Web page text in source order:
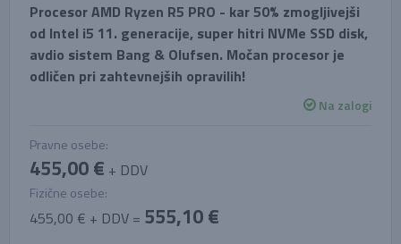
Procesor AMD Ryzen R5 PRO - kar 50% zmogljivejši
od Intel i5 11. generacije, super hitri NVMe SSD disk,
avdio sistem Bang & Olufsen. Močan procesor je
odličen pri zahtevnejših opravilih!
Na zalogi
Pravne osebe:
455,00 € + DDV
Fizične osebe:
455,00 € + DDV = 555,10 €